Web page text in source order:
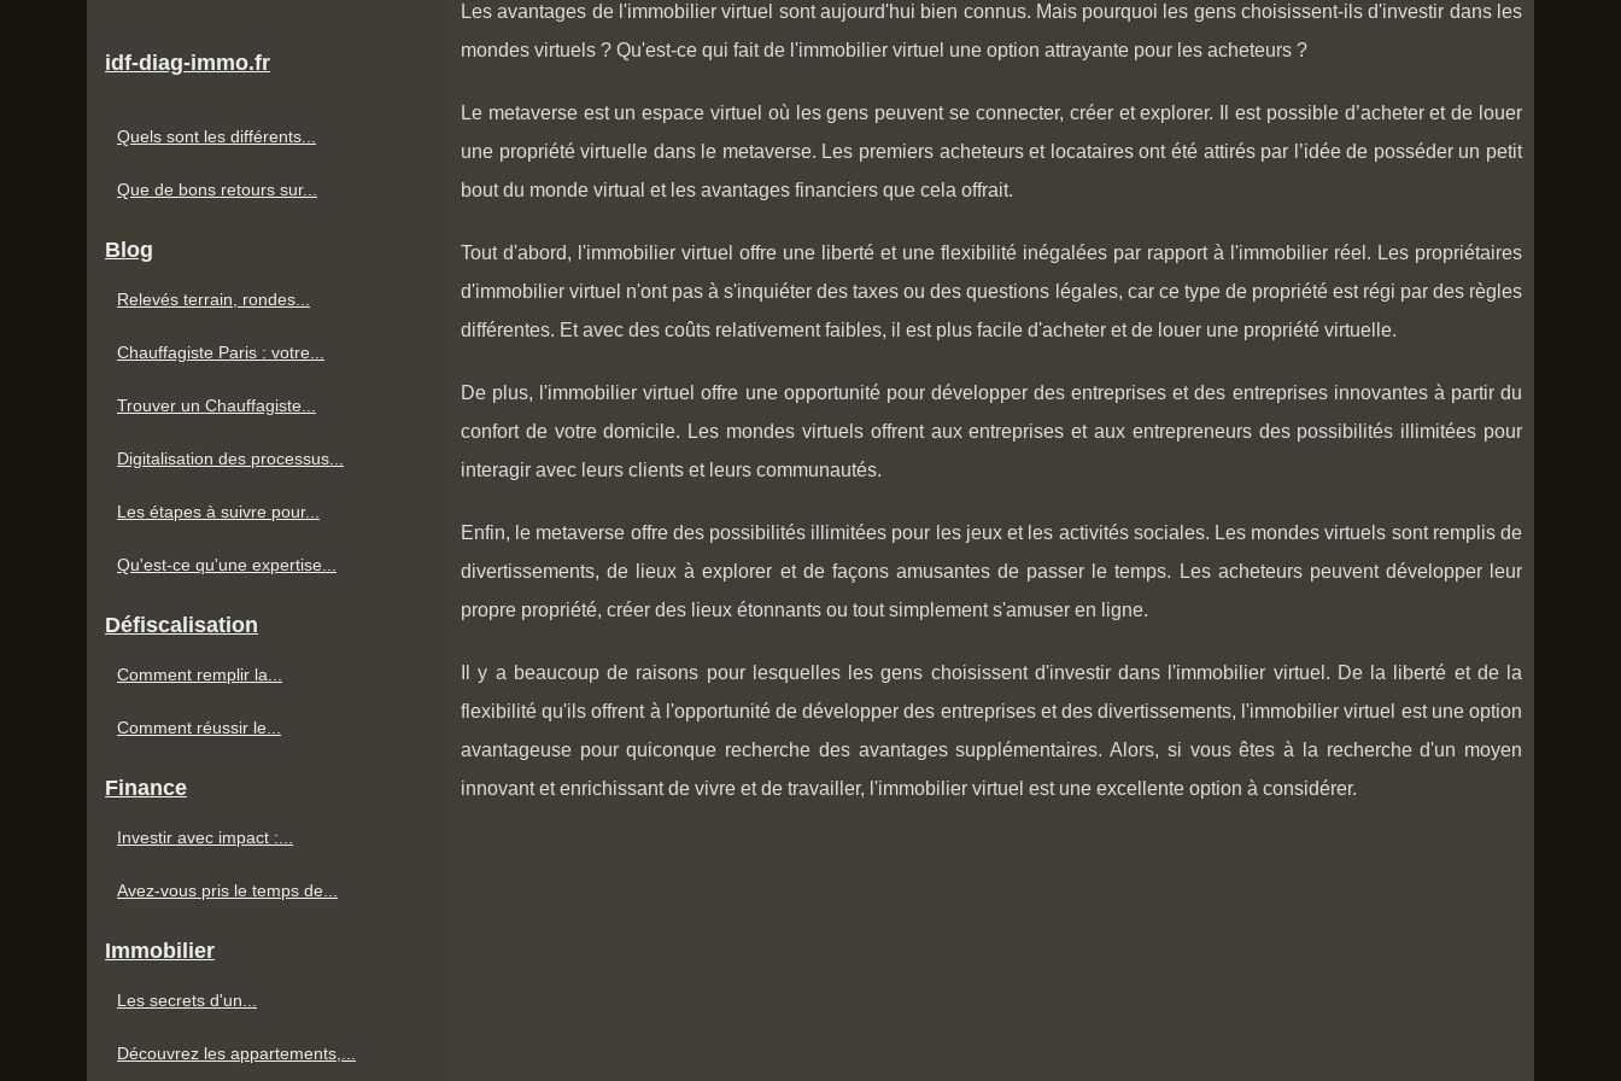
Les avantages de l'immobilier virtuel sont aujourd'hui bien connus. Mais pourquoi les gens choisissent-ils d'investir dans les
mondes virtuels ? Qu'est-ce qui fait de l'immobilier virtuel une option attrayante pour les acheteurs ?
Le metaverse est un espace virtuel où les gens peuvent se connecter, créer et explorer. Il est possible d’acheter et de louer
une propriété virtuelle dans le metaverse. Les premiers acheteurs et locataires ont été attirés par l’idée de posséder un petit
bout du monde virtual et les avantages financiers que cela offrait.
Tout d'abord, l'immobilier virtuel offre une liberté et une flexibilité inégalées par rapport à l'immobilier réel. Les propriétaires
d'immobilier virtuel n'ont pas à s'inquiéter des taxes ou des questions légales, car ce type de propriété est régi par des règles
différentes. Et avec des coûts relativement faibles, il est plus facile d'acheter et de louer une propriété virtuelle.
De plus, l'immobilier virtuel offre une opportunité pour développer des entreprises et des entreprises innovantes à partir du
confort de votre domicile. Les mondes virtuels offrent aux entreprises et aux entrepreneurs des possibilités illimitées pour
interagir avec leurs clients et leurs communautés.
Enfin, le metaverse offre des possibilités illimitées pour les jeux et les activités sociales. Les mondes virtuels sont remplis de
divertissements, de lieux à explorer et de façons amusantes de passer le temps. Les acheteurs peuvent développer leur
propre propriété, créer des lieux étonnants ou tout simplement s'amuser en ligne.
Il y a beaucoup de raisons pour lesquelles les gens choisissent d'investir dans l'immobilier virtuel. De la liberté et de la
flexibilité qu'ils offrent à l'opportunité de développer des entreprises et des divertissements, l'immobilier virtuel est une option
avantageuse pour quiconque recherche des avantages supplémentaires. Alors, si vous êtes à la recherche d'un moyen
innovant et enrichissant de vivre et de travailler, l'immobilier virtuel est une excellente option à considérer.
idf-diag-immo.fr
Quels sont les différents...
Que de bons retours sur...
Blog
Relevés terrain, rondes...
Chauffagiste Paris : votre...
Trouver un Chauffagiste...
Digitalisation des processus...
Les étapes à suivre pour...
Qu'est-ce qu'une expertise...
Défiscalisation
Comment remplir la...
Comment réussir le...
Finance
Investir avec impact :...
Avez-vous pris le temps de...
Immobilier
Les secrets d'un...
Découvrez les appartements,...